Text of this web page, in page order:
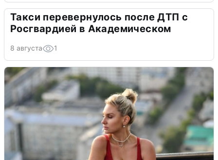
Такси перевернулось после ДТП с
Росгвардией в Академическом
8 августа 1